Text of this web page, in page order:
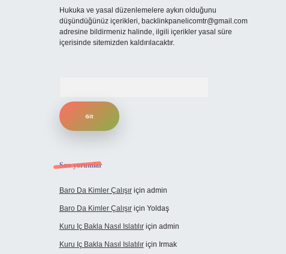
Hukuka ve yasal düzenlemelere aykırı olduğunu
düşündüğünüz içerikleri, backlinkpanelicomtr@gmail.com
adresine bildirmeniz halinde, ilgili içerikler yasal süre
içerisinde sitemizden kaldırılacaktır.
Son yorumlar
Baro Da Kimler Çalışıriçin admin
Baro Da Kimler Çalışıriçin Yoldaş
Kuru Iç Bakla Nasıl Islatılıriçin admin
Kuru Iç Bakla Nasıl Islatılıriçin Irmak